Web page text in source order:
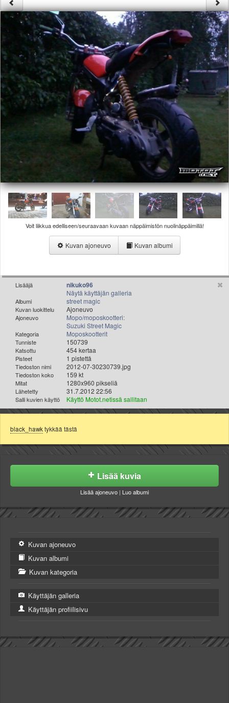
Säännöt ja ohjeet
Uudet ajoneuvot
Uudet kuvat
Uudet videot
Uudet kommentit
MYYDÄÄN
Haku
Ohjeet
Ajoneuvot
TAPAHTUMAT
MP15 kuvia
MP14 kuvia
ACS 2015 kuvia
Lisää uusi tapahtuma
UUTISET
Valitse paikkakunta
Helsingin sää
Oulun sää
Rovaniemen sää
MUUT
VIP-jäsenyys
Paidat ja vaatteet
Suunnittele oma paita
Mainostus
Palaute
Kevytversio
Voit liikkua edelliseen/seuraavaan kuvaan näppäimistön nuolinäppäimillä!
Kuvan ajoneuvo Kuvan albumi
Lisääjä nikuko96
Näytä käyttäjän galleria
Albumi street magic
Kuvan luokittelu Ajoneuvo
Ajoneuvo
Mopo/moposkootteri:
Suzuki Street Magic
Kategoria Moposkootterit
Tunniste 150739
Katsottu 454 kertaa
Pisteet 1 pistettä
Tiedoston nimi 2012-07-30230739.jpg
Tiedoston koko 159 kt
Mitat 1280x960 pikseliä
Lähetetty 31.7.2012 22:56
Salli kuvien käyttö Käyttö Motot.netissä sallitaan
black_hawktykkää tästä
Lisää kuvia
Lisää ajoneuvo | Luo albumi
Kuvan ajoneuvo
Kuvan albumi
Kuvan kategoria
Käyttäjän galleria
Käyttäjän profiilisivu